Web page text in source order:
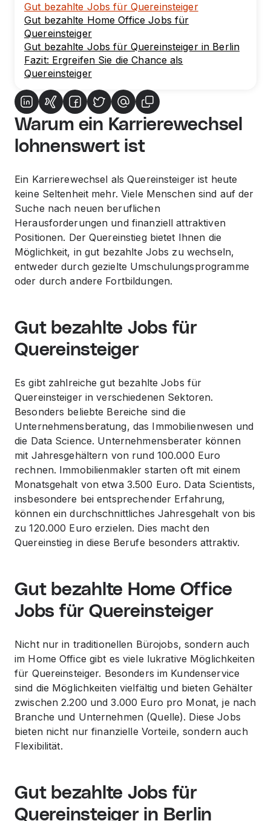
Gut bezahlte Jobs für Quereinsteiger
Gut bezahlte Home Office Jobs für
Quereinsteiger
Gut bezahlte Jobs für Quereinsteiger in Berlin
Fazit: Ergreifen Sie die Chance als
Quereinsteiger
Warum ein Karrierewechsel
lohnenswert ist
Ein Karrierewechsel als Quereinsteiger ist heute
keine Seltenheit mehr. Viele Menschen sind auf der
Suche nach neuen beruflichen
Herausforderungen und finanziell attraktiven
Positionen. Der Quereinstieg bietet Ihnen die
Möglichkeit, in gut bezahlte Jobs zu wechseln,
entweder durch gezielte Umschulungsprogramme
oder durch andere Fortbildungen.
Gut bezahlte Jobs für
Quereinsteiger
Es gibt zahlreiche gut bezahlte Jobs für
Quereinsteiger in verschiedenen Sektoren.
Besonders beliebte Bereiche sind die
Unternehmensberatung, das Immobilienwesen und
die Data Science. Unternehmensberater können
mit Jahresgehältern von rund 100.000 Euro
rechnen. Immobilienmakler starten oft mit einem
Monatsgehalt von etwa 3.500 Euro. Data Scientists,
insbesondere bei entsprechender Erfahrung,
können ein durchschnittliches Jahresgehalt von bis
zu 120.000 Euro erzielen. Dies macht den
Quereinstieg in diese Berufe besonders attraktiv.
Gut bezahlte Home Office
Jobs für Quereinsteiger
Nicht nur in traditionellen Bürojobs, sondern auch
im Home Office gibt es viele lukrative Möglichkeiten
für Quereinsteiger. Besonders im Kundenservice
sind die Möglichkeiten vielfältig und bieten Gehälter
zwischen 2.200 und 3.000 Euro pro Monat, je nach
Branche und Unternehmen (Quelle). Diese Jobs
bieten nicht nur finanzielle Vorteile, sondern auch
Flexibilität.
Gut bezahlte Jobs für
Quereinsteiger in Berlin